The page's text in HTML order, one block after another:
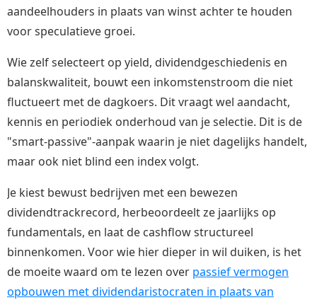
aandeelhouders in plaats van winst achter te houden
voor speculatieve groei.
Wie zelf selecteert op yield, dividendgeschiedenis en
balanskwaliteit, bouwt een inkomstenstroom die niet
fluctueert met de dagkoers. Dit vraagt wel aandacht,
kennis en periodiek onderhoud van je selectie. Dit is de
"smart-passive"-aanpak waarin je niet dagelijks handelt,
maar ook niet blind een index volgt.
Je kiest bewust bedrijven met een bewezen
dividendtrackrecord, herbeoordeelt ze jaarlijks op
fundamentals, en laat de cashflow structureel
binnenkomen. Voor wie hier dieper in wil duiken, is het
de moeite waard om te lezen over passief vermogen
opbouwen met dividendaristocraten in plaats van